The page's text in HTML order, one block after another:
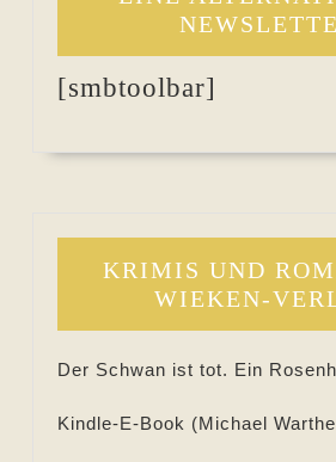
[smbtoolbar]
KRIMIS UND
WIEKEN-
Der Schwan ist tot. Ein
Kindle-E-Book (Michael